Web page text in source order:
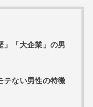
」「大企業」の男
テない男性の特徴